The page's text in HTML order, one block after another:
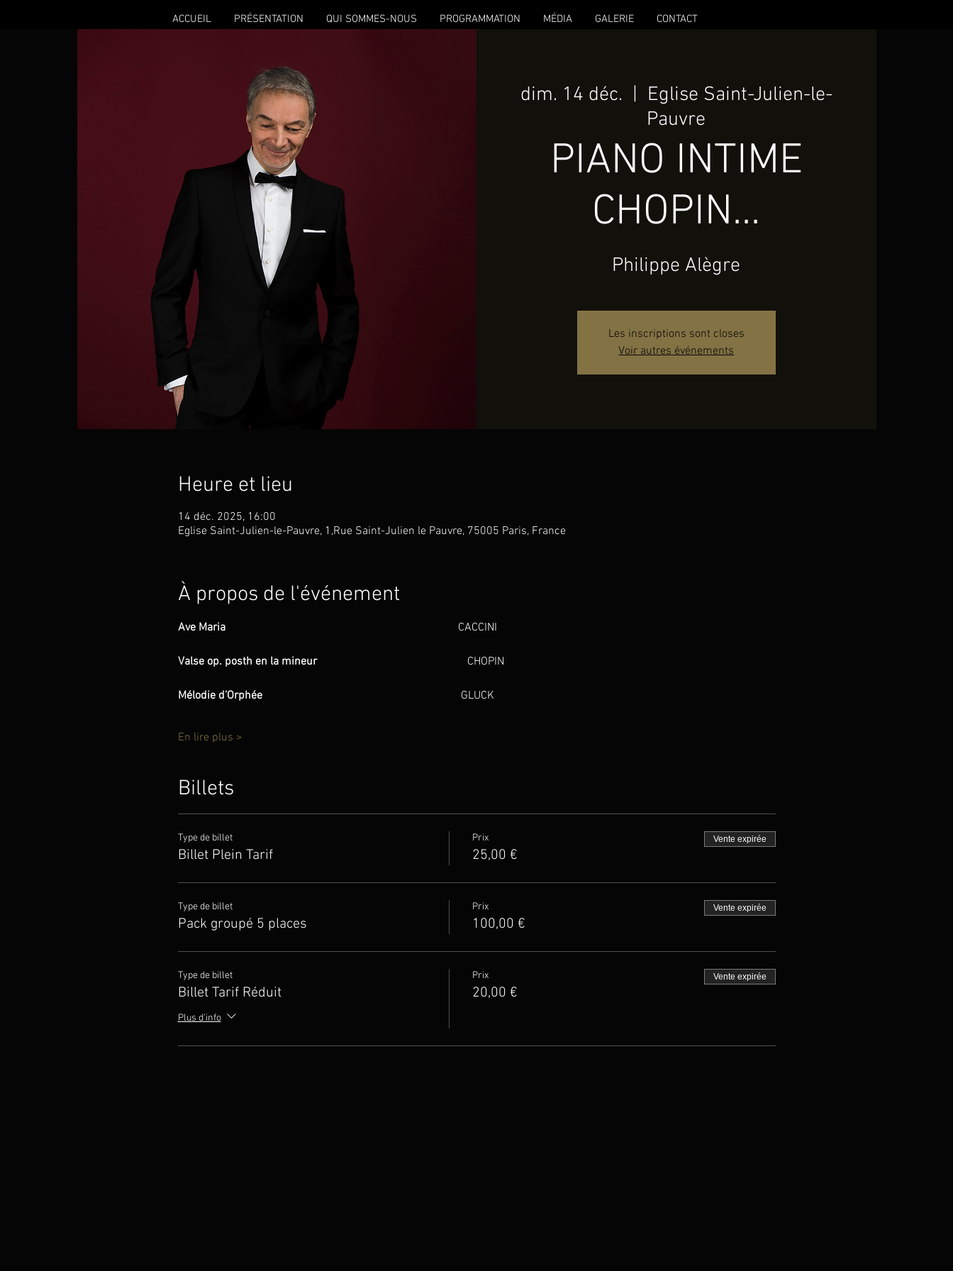
ACCUEIL PRÉSENTATION QUI SOMMES-NOUS PROGRAMMATION MÉDIA GALERIE CONTACT
dim. 14 déc.
  |
Eglise Saint-Julien-le-
Pauvre
PIANO INTIME
CHOPIN...
Philippe Alègre
Les inscriptions sont closes
Voir autres événements
Heure et lieu
14 déc. 2025, 16:00
Eglise Saint-Julien-le-Pauvre, 1,Rue Saint-Julien le Pauvre, 75005 Paris, France
À propos de l'événement
Ave Maria CACCINI
Valse op. posth en la mineur CHOPIN
Mélodie d’Orphée GLUCK
En lire plus >
Billets
Type de billet
Billet Plein Tarif
Prix
25,00 €
Vente expirée
Type de billet
Pack groupé 5 places
Prix
100,00 €
Vente expirée
Type de billet
Billet Tarif Réduit
Plus d'info
Prix
20,00 €
Vente expirée